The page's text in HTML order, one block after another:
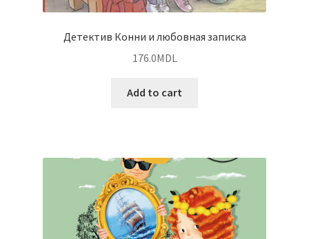
Детектив Конни и любовная записка
176.0MDL
Add to cart